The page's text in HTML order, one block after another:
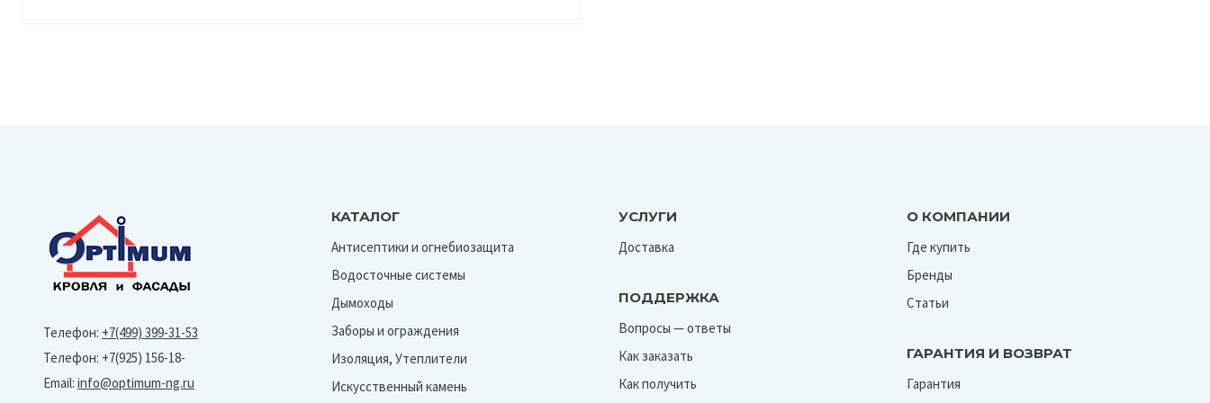
Телефон: +7(499) 399-31-53
Телефон: +7(925) 156-18-
Email: info@optimum-ng.ru
КАТАЛОГ
Антисептики и огнебиозащита
Водосточные системы
Дымоходы
Заборы и ограждения
Изоляция, Утеплители
Искусственный камень
УСЛУГИ
Доставка
ПОДДЕРЖКА
Вопросы — ответы
Как заказать
Как получить
О КОМПАНИИ
Где купить
Бренды
Статьи
ГАРАНТИЯ И ВОЗВРАТ
Гарантия